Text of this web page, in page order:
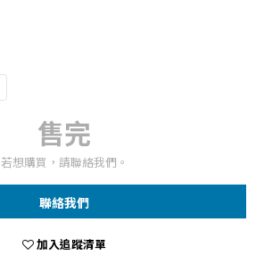
售完
若想購買，請聯絡我們。
聯絡我們
加入追蹤清單